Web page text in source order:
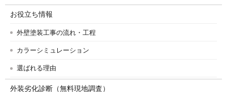
お役立ち情報
外壁塗装工事の流れ・工程
カラーシミュレーション
選ばれる理由
外装劣化診断（無料現地調査）